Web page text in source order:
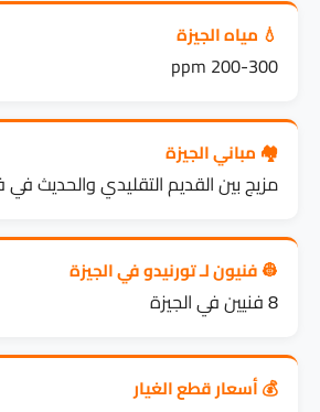
💧 مياه الجيزة
200-300 ppm
🏘️ مباني الجيزة
مزيج بين القديم التقليدي والحديث
👷 فنيون لـ تورنيدو في الجيزة
8 فنيين في الجيزة
💰 أسعار قطع الغيار